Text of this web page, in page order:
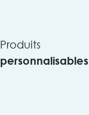
Produits
personnalisables